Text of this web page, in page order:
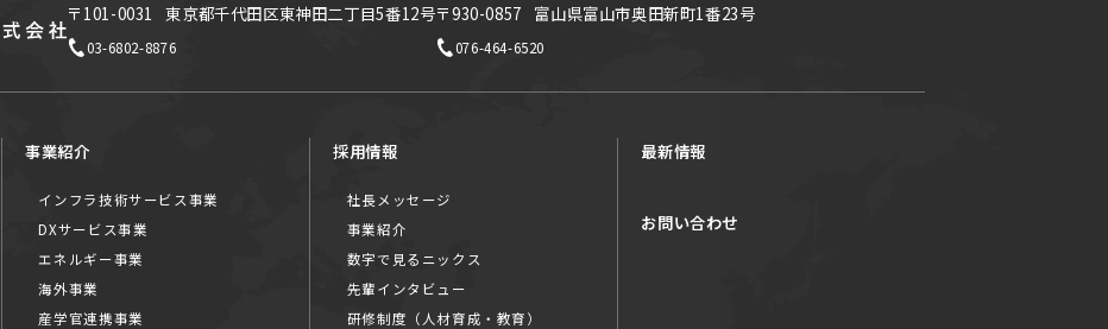
〒101-0031
東京都千代田区東神田二丁目5番12号
03-6802-8876
〒930-0857 富山県富山市奥田新町1番23号
076-464-6520
事業紹介
インフラ技術サービス事業
DXサービス事業
エネルギー事業
海外事業
産学官連携事業
採用情報
社長メッセージ
事業紹介
数字で見るニックス
先輩インタビュー
研修制度（人材育成・教育）
最新情報
お問い合わせ